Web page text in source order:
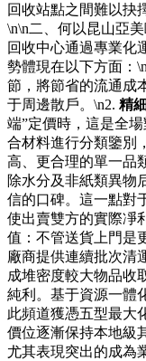
回收站點之間難以抉
\n\n二、何以昆山亞
回收中心通過專業化
勢體現在以下方面：
節，將節省的流通成
于周邊散戶。\n2. 精
端”定價時，這是全
合材料進行分類鑒別
高、更合理的單一品
除水分及非紙類異物
信的口碑。這一點對
使出賣雙方的實際凈
值：不管送貨上門是
廠商提供連續批次清
成堆密度較大物品收
純利。基于資源一體
此頻道獲憑五型最大
價位逐漸保持本地級
尤其表現突出的成為